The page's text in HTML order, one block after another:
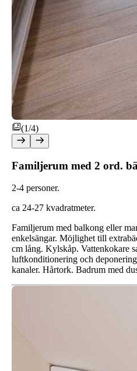
(1/4)
Familjerum med 2 ord.
2-4 personer.
ca 24-27 kvadratmeter.
Familjerum med balkong eller
enkelsängar. Möjlighet till
cm lång. Kylskåp. Vattenkokare
luftkonditionering och
kanaler. Hårtork. Badrum med